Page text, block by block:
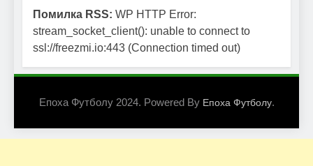
Помилка RSS: WP HTTP Error:
stream_socket_client(): unable to connect to
ssl://freezmi.io:443 (Connection timed out)
Епоха Футболу 2024. Powered By Епоха Футболу.